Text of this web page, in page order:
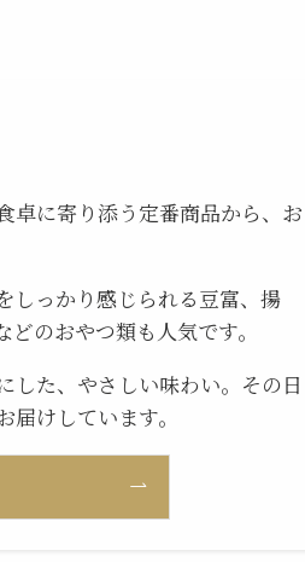
卓に寄り添う定番商品から、お
しっかり感じられる豆富、揚
のおやつ類も人気です。
した、やさしい味わい。その日
けしています。